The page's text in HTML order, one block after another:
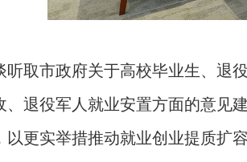
听取市政府关于高校毕业生、退
、退役军人就业安置方面的意见
以更实举措推动就业创业提质扩